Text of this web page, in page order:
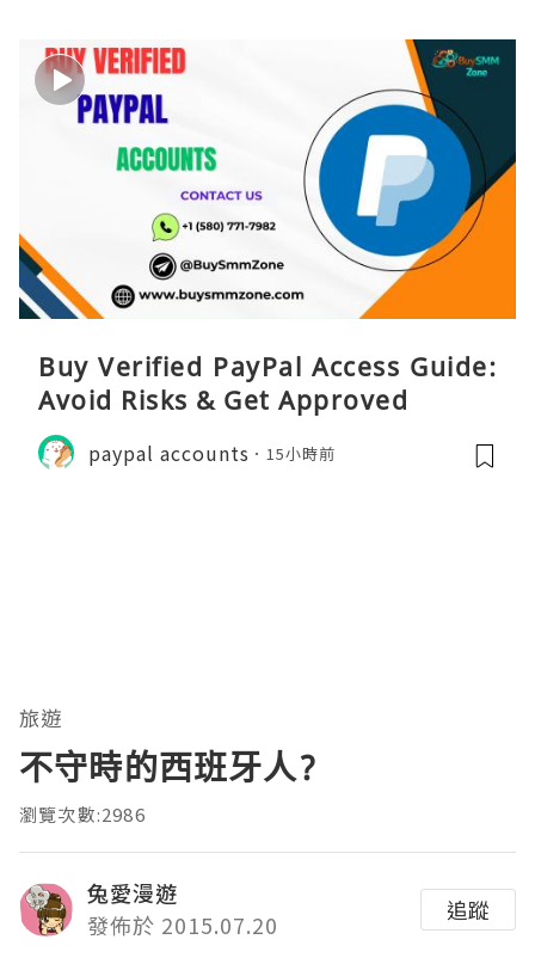
Buy Verified PayPal Access Guide:
Avoid Risks & Get Approved
paypal accounts 15小時前
旅遊
不守時的西班牙人?
瀏覽次數:2986
兔愛漫遊
發佈於 2015.07.20
追蹤